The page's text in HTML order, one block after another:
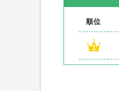
順位
1